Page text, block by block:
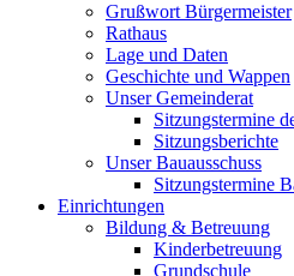
Grußwort Bürgermeister
Rathaus
Lage und Daten
Geschichte und Wappen
Unser Gemeinderat
Sitzungstermine
Sitzungsberichte
Unser Bauausschuss
Sitzungstermine
Einrichtungen
Bildung & Betreuung
Kinderbetreuung
Grundschule